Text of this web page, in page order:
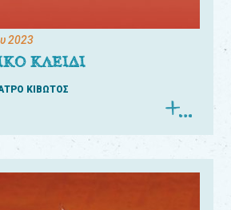
2023
ΚΛΕΙΔΙ
ΚΙΒΩΤΟΣ